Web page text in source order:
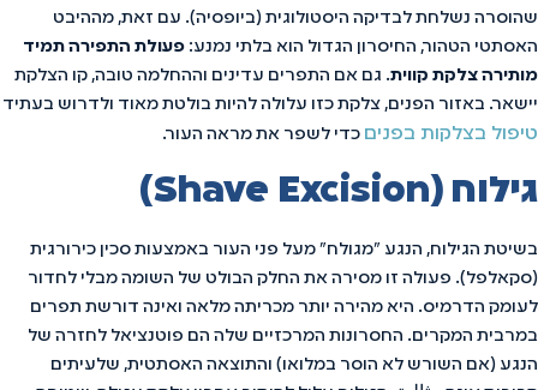
שהוסרה נשלחת לבדיקה היסטולוגית (ביופסיה). עם זאת, מההיבט
האסתטי הטהור, החיסרון הגדול הוא בלתי נמנע: פעולת התפירה תמיד
מותירה צלקת קווית. גם אם התפרים עדינים וההחלמה טובה, קו הצלקת
יישאר. באזור הפנים, צלקת כזו עלולה להיות בולטת מאוד ולדרוש בעתיד
טיפול בצלקות בפנים כדי לשפר את מראה העור.
גילוח (Shave Excision)
בשיטת הגילוח, הנגע "מגולח" מעל פני העור באמצעות סכין כירורגית
(סקאלפל). פעולה זו מסירה את החלק הבולט של השומה מבלי לחדור
לעומק הדרמיס. היא מהירה יותר מכריתה מלאה ואינה דורשת תפרים
במרבית המקרים. החסרונות המרכזיים שלה הם פוטנציאל לחזרה של
הנגע (אם השורש לא הוסר במלואו) והתוצאה האסתטית, שלעיתים